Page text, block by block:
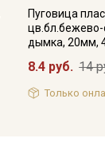
Пуговица
цв.бл.бежево-
дымка, 20мм,
8.4 руб. 14
Только